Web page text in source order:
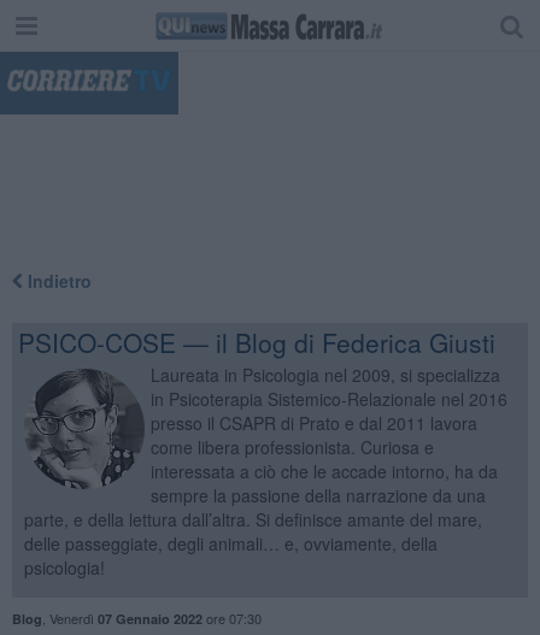
Indietro
PSICO-COSE — il Blog di Federica Giusti
Laureata in Psicologia nel 2009, si specializza
in Psicoterapia Sistemico-Relazionale nel 2016
presso il CSAPR di Prato e dal 2011 lavora
come libera professionista. Curiosa e
interessata a ciò che le accade intorno, ha da
sempre la passione della narrazione da una
parte, e della lettura dall’altra. Si definisce amante del mare,
delle passeggiate, degli animali… e, ovviamente, della
psicologia!
Blog Venerdì 07 Gennaio 2022ore 07:30